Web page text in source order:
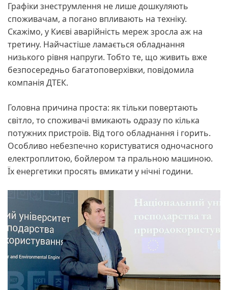
Графіки знеструмлення не лише дошкуляють
споживачам, а погано впливають на техніку.
Скажімо, у Києві аварійність мереж зросла аж на
третину. Найчастіше ламається обладнання
низького рівня напруги. Тобто те, що живить вже
безпосередньо багатоповерхівки, повідомила
компанія ДТЕК.
Головна причина проста: як тільки повертають
світло, то споживачі вмикають одразу по кілька
потужних пристроїв. Від того обладнання і горить.
Особливо небезпечно користуватися одночасного
електроплитою, бойлером та пральною машиною.
Їх енергетики просять вмикати у нічні години.